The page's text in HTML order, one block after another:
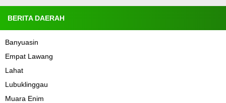
BERITA DAERAH
Banyuasin
Empat Lawang
Lahat
Lubuklinggau
Muara Enim